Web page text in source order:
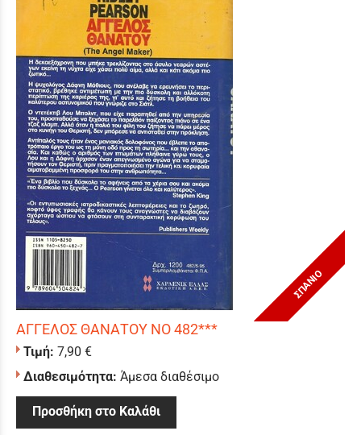
ΣΠΑΝΙΟ
ΑΓΓΕΛΟΣ ΘΑΝΑΤΟΥ ΝΟ 482***
Τιμή: 7,90 €
Διαθεσιμότητα: Άμεσα διαθέσιμο
Προσθήκη στο Καλάθι